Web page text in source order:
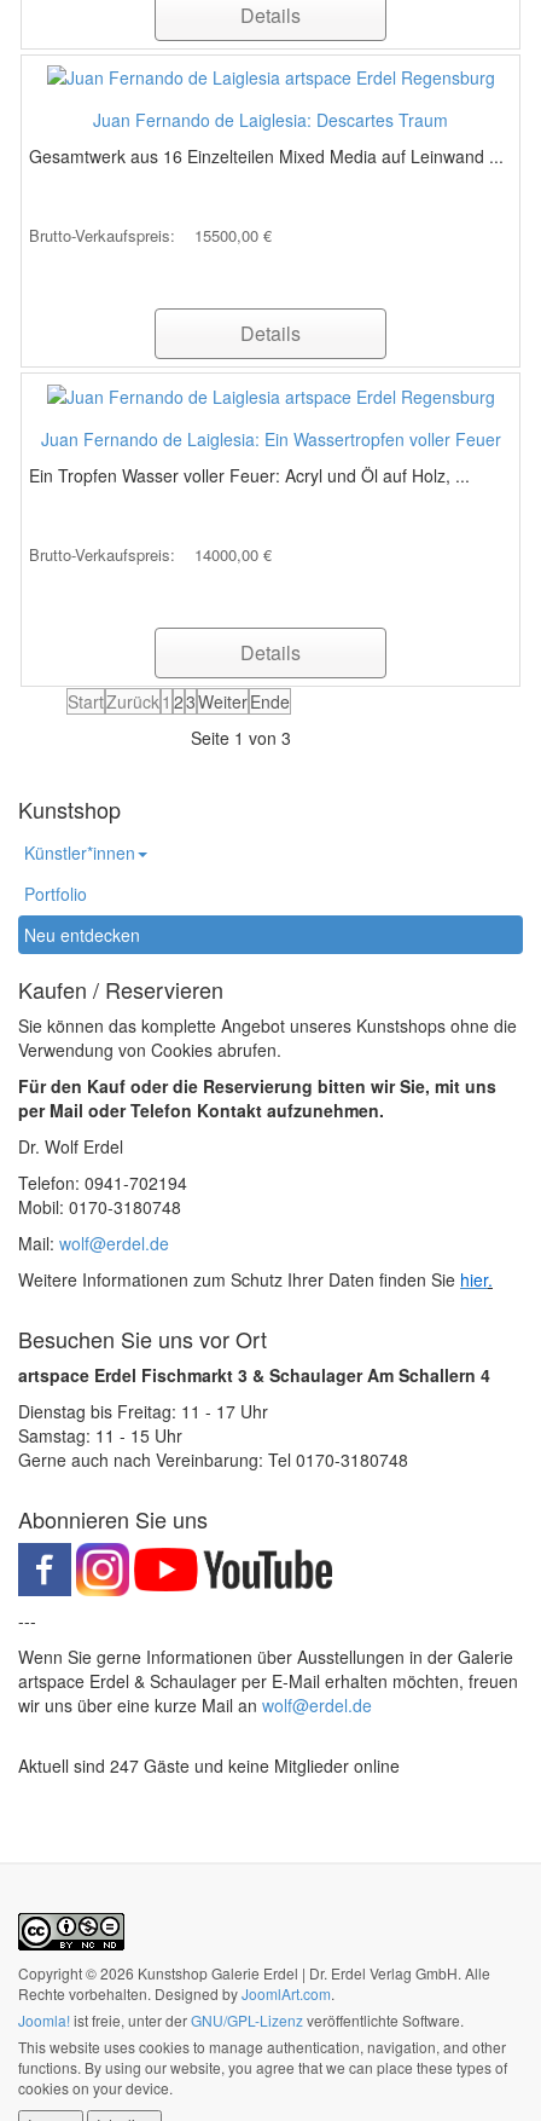
Details
Juan Fernando de Laiglesia: Descartes Traum
Gesamtwerk aus 16 Einzelteilen Mixed Media auf Leinwand ...
Brutto-Verkaufspreis: 15500,00 €
Details
Juan Fernando de Laiglesia: Ein Wassertropfen voller Feuer
Ein Tropfen Wasser voller Feuer: Acryl und Öl auf Holz, ...
Brutto-Verkaufspreis: 14000,00 €
Details
StartZurück 1 23WeiterEnde
Seite 1 von 3
Kunstshop
Künstler*innen
Portfolio
Neu entdecken
Kaufen / Reservieren
Sie können das komplette Angebot unseres Kunstshops ohne die
Verwendung von Cookies abrufen.
Für den Kauf oder die Reservierung bitten wir Sie, mit uns
per Mail oder Telefon Kontakt aufzunehmen.
Dr. Wolf Erdel
Telefon: 0941-702194
Mobil: 0170-3180748
Mail: wolf@erdel.de
Weitere Informationen zum Schutz Ihrer Daten finden Sie hier.
Besuchen Sie uns vor Ort
artspace Erdel Fischmarkt 3 & Schaulager Am Schallern 4
Dienstag bis Freitag: 11 - 17 Uhr
Samstag: 11 - 15 Uhr
Gerne auch nach Vereinbarung: Tel 0170-3180748
Abonnieren Sie uns
---
Wenn Sie gerne Informationen über Ausstellungen in der Galerie
artspace Erdel & Schaulager per E-Mail erhalten möchten, freuen
wir uns über eine kurze Mail an wolf@erdel.de
Aktuell sind 247 Gäste und keine Mitglieder online
Copyright © 2026 Kunstshop Galerie Erdel | Dr. Erdel Verlag GmbH. Alle
Rechte vorbehalten. Designed byJoomlArt.com.
Joomla!ist freie, unter derGNU/GPL-Lizenzveröffentlichte Software.
This website uses cookies to manage authentication, navigation, and other
functions. By using our website, you agree that we can place these types of
cookies on your device.